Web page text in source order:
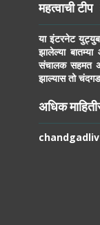
महत्वाची टीप
या इंटरनेट
झालेल्या
संचालक सहमत
झाल्यास तो चंदगड
अधिक